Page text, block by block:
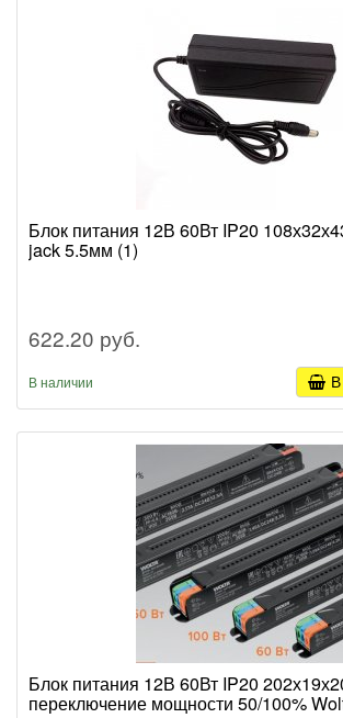
Блок питания 12В 60Вт IP20
jack 5.5мм (1)
622.20 руб.
В наличии
Блок питания 12В 60Вт IP20
переключение мощности 50/100%